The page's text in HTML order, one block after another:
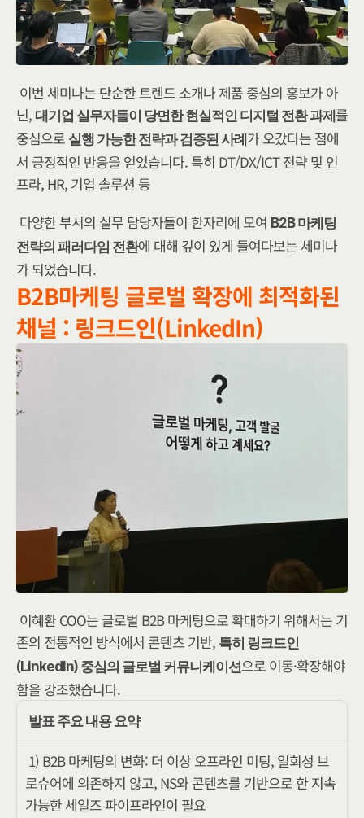
이번 세미나는 단순한 트렌드 소개나 제품 중심의 홍보가 아
닌, 대기업 실무자들이 당면한 현실적인 디지털 전환 과제를
중심으로 실행 가능한 전략과 검증된 사례가 오갔다는 점에
서 긍정적인 반응을 얻었습니다. 특히 DT/DX/ICT 전략 및 인
프라, HR, 기업 솔루션 등
다양한 부서의 실무 담당자들이 한자리에 모여 ​ B2B 마케팅
전략의 패러다임 전환​에 대해 깊이 있게 들여다보는 세미나
가 되었습니다.
B2B마케팅 글로벌 확장에 최적화된
채널 : 링크드인(LinkedIn)
이혜환 COO는 글로벌 B2B 마케팅으로 확대하기 위해서는 기
존의 전통적인 방식에서 콘텐츠 기반, 특히 링크드인
(LinkedIn) 중심의 글로벌 커뮤니케이션으로 이동·확장해야
함을 강조했습니다.
발표 주요 내용 요약
1) B2B 마케팅의 변화: 더 이상 오프라인 미팅, 일회성 브
로슈어에 의존하지 않고, NS와 콘텐츠를 기반으로 한 지속
가능한 세일즈 파이프라인이 필요